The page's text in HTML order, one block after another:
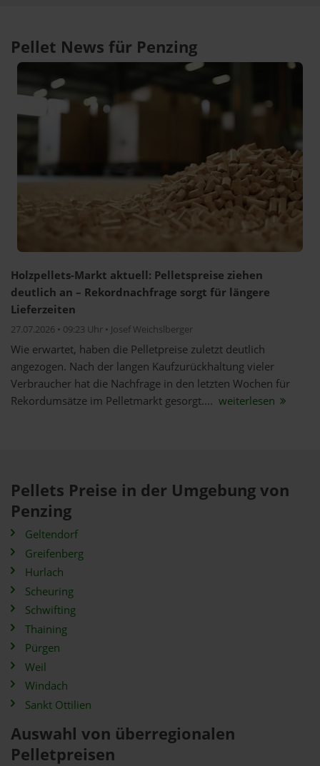
Pellet News für Penzing
Holzpellets-Markt aktuell: Pelletspreise ziehen
deutlich an – Rekordnachfrage sorgt für längere
Lieferzeiten
27.07.2026 • 09:23 Uhr • Josef Weichslberger
Wie erwartet, haben die Pelletpreise zuletzt deutlich
angezogen. Nach der langen Kaufzurückhaltung vieler
Verbraucher hat die Nachfrage in den letzten Wochen für
Rekordumsätze im Pelletmarkt gesorgt.... weiterlesen
Pellets Preise in der Umgebung von
Penzing
Geltendorf
Greifenberg
Hurlach
Scheuring
Schwifting
Thaining
Pürgen
Weil
Windach
Sankt Ottilien
Auswahl von überregionalen
Pelletpreisen